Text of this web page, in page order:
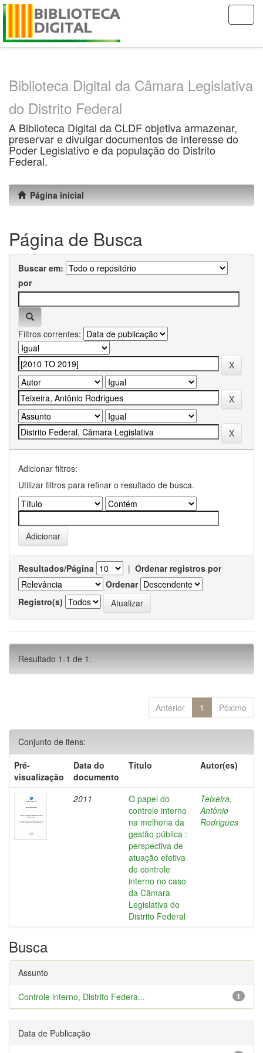
Skip
Biblioteca Digital da Câmara Legislativa
do Distrito Federal
A Biblioteca Digital da CLDF objetiva armazenar,
preservar e divulgar documentos de interesse do
Poder Legislativo e da população do Distrito
Federal.
Página inicial
Página de Busca
Buscar em:
por
Filtros correntes:
Adicionar filtros:
Utilizar filtros para refinar o resultado de busca.
Resultados/Página | Ordenar registros por
Ordenar
Registro(s)
Resultado 1-1 de 1.
Anterior 1 Póximo
Conjunto de itens:
Pré-
visualização
Data do
documento
Título Autor(es)
2011
O papel do
controle interno
na melhoria da
gestão pública :
perspectiva de
atuação efetiva
do controle
interno no caso
da Câmara
Legislativa do
Distrito Federal
Teixeira,
Antônio
Rodrigues
Busca
Assunto
1
Controle interno, Distrito Federa...
Data de Publicação